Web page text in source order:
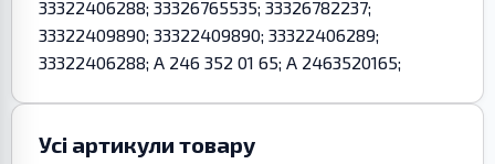
33322406288; 33326765535; 33326782237;
33322409890; 33322409890; 33322406289;
33322406288; A 246 352 01 65; A 2463520165;
Усі артикули товару